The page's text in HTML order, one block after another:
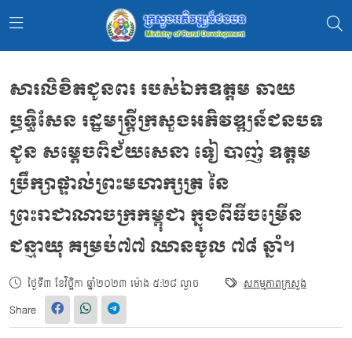
សារលិខិតជូនពរ​ របស់ឯកឧត្តម​ ឆាយ​
ឫទ្ធិសែន​ រដ្ឋមន្ត្រីក្រសួងអភិវឌ្ឍន៍ជនបទ​
ជូន សម្តេចពិជ័យសេនា ទៀ បាញ់ ឧត្តម
ប្រឹក្សាផ្ទាល់ព្រះមហាក្សត្រ នៃ
ព្រះរាជាណាចក្រកម្ពុជា​ ក្នុងពីធីចម្រេីន
ជន្មាយុ​ គម្រប់៧៧​ ឈានចូល​ ៧៨​ ឆ្នាំ។
ថ្ងៃទី៣ ខែវិច្ឆិកា ឆ្នាំ២០២៣ ម៉ោង ៥:២៨ ល្ងាច សកម្មភាពក្រសួង
Share